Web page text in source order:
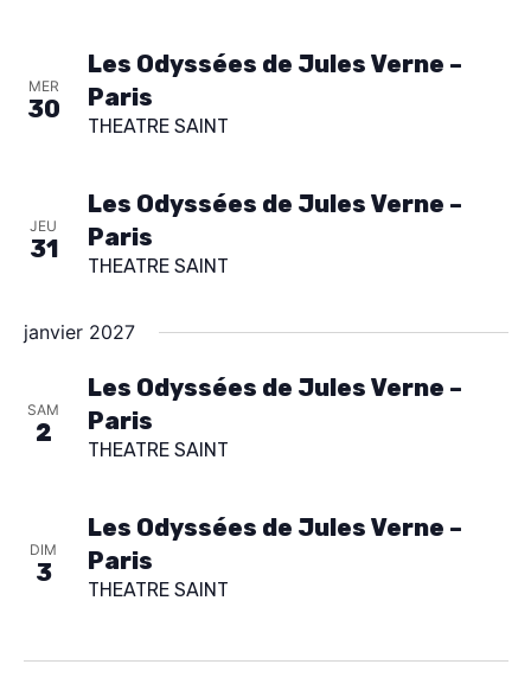
MER
30
Les Odyssées de Jules Verne –
Paris
THEATRE SAINT
JEU
31
Les Odyssées de Jules Verne –
Paris
THEATRE SAINT
janvier 2027
SAM
2
Les Odyssées de Jules Verne –
Paris
THEATRE SAINT
DIM
3
Les Odyssées de Jules Verne –
Paris
THEATRE SAINT